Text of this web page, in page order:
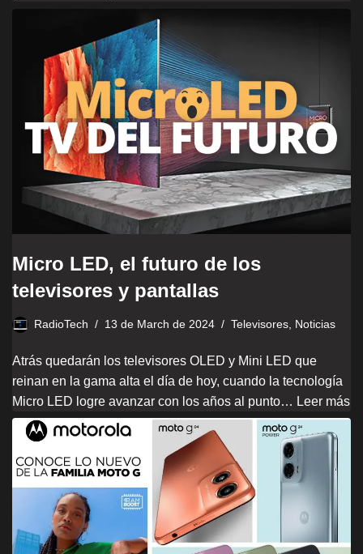
Micro LED, el futuro de los
televisores y pantallas
RadioTech 13 de March de 2024 Televisores Noticias
Atrás quedarán los televisores OLED y Mini LED que
reinan en la gama alta el día de hoy, cuando la tecnología
Micro LED logre avanzar con los años al punto… Leer más